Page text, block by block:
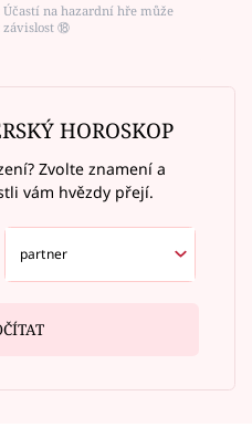
na hazardní hře může
⑱
HOROSKOP
Zvolte znamení a
vám hvězdy přejí.